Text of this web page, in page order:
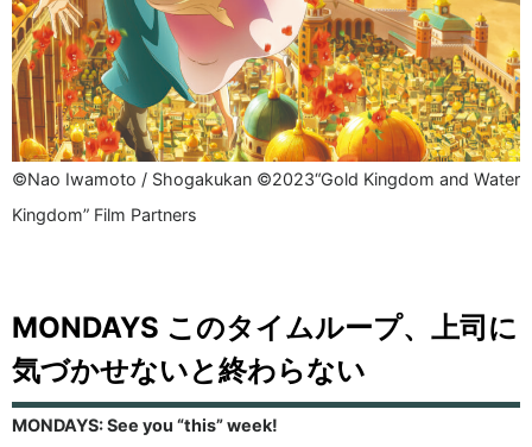
©Nao Iwamoto / Shogakukan ©2023“Gold Kingdom and Water
Kingdom” Film Partners
MONDAYS このタイムループ、上司に
気づかせないと終わらない
MONDAYS: See you “this” week!